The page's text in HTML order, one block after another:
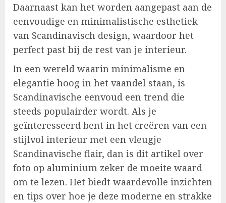
Daarnaast kan het worden aangepast aan de
eenvoudige en minimalistische esthetiek
van Scandinavisch design, waardoor het
perfect past bij de rest van je interieur.
In een wereld waarin minimalisme en
elegantie hoog in het vaandel staan, is
Scandinavische eenvoud een trend die
steeds populairder wordt. Als je
geïnteresseerd bent in het creëren van een
stijlvol interieur met een vleugje
Scandinavische flair, dan is dit artikel over
foto op aluminium zeker de moeite waard
om te lezen. Het biedt waardevolle inzichten
en tips over hoe je deze moderne en strakke